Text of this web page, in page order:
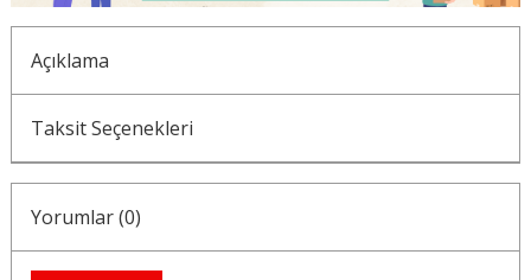
Açıklama
Taksit Seçenekleri
Yorumlar (0)